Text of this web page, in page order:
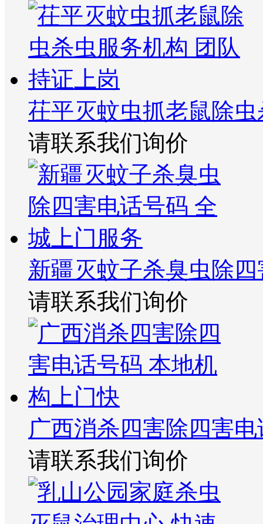
茌平灭蚊虫抓老鼠除
请联系我们询价
新疆灭蚊子杀臭虫除
请联系我们询价
广西消杀四害除四害
请联系我们询价